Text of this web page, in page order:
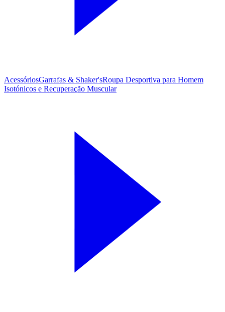
AcessóriosGarrafas & Shaker'sRoupa Desportiva para Homem
Isotónicos e Recuperação Muscular